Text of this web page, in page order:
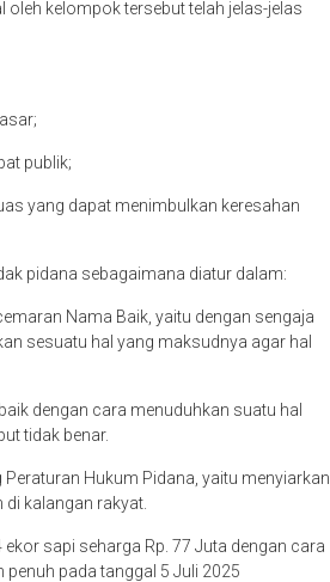
kelompok tersebut telah jelas-jelas
publik;
yang dapat menimbulkan keresahan
pidana sebagaimana diatur dalam:
Nama Baik, yaitu dengan sengaja
sesuatu hal yang maksudnya agar hal
dengan cara menuduhkan suatu hal
tidak benar.
Hukum Pidana, yaitu menyiarkan
kalangan rakyat.
sapi seharga Rp. 77 Juta dengan cara
pada tanggal 5 Juli 2025